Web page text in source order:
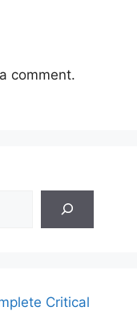
comment.
Critical